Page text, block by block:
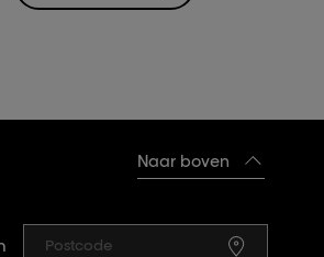
Naar boven